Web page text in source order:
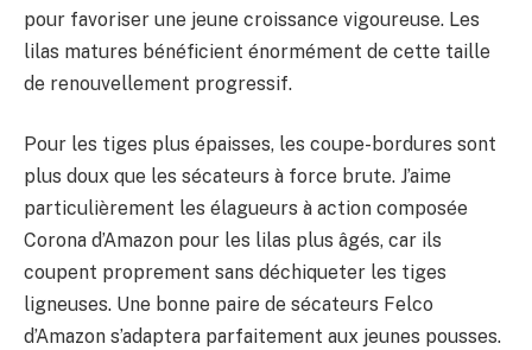
pour favoriser une jeune croissance vigoureuse. Les
lilas matures bénéficient énormément de cette taille
de renouvellement progressif.
Pour les tiges plus épaisses, les coupe-bordures sont
plus doux que les sécateurs à force brute. J’aime
particulièrement les élagueurs à action composée
Corona d’Amazon pour les lilas plus âgés, car ils
coupent proprement sans déchiqueter les tiges
ligneuses. Une bonne paire de sécateurs Felco
d’Amazon s’adaptera parfaitement aux jeunes pousses.